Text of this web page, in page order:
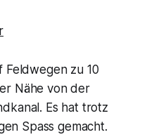
Feldwegen zu 10
Nähe von der
Es hat trotz
Spass gemacht.